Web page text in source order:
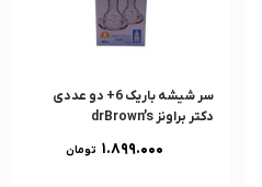
سر شيشه باريک 6+ دو عددى
دکتر براونز drBrown’s
۱.۸۹۹.۰۰۰ تومان